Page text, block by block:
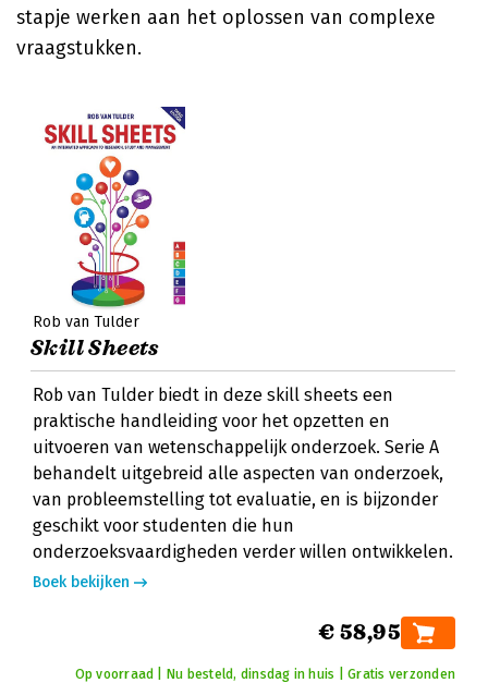
stapje werken aan het oplossen van complexe
vraagstukken.
Rob van Tulder
Skill Sheets
Rob van Tulder biedt in deze skill sheets een
praktische handleiding voor het opzetten en
uitvoeren van wetenschappelijk onderzoek. Serie A
behandelt uitgebreid alle aspecten van onderzoek,
van probleemstelling tot evaluatie, en is bijzonder
geschikt voor studenten die hun
onderzoeksvaardigheden verder willen ontwikkelen.
Boek bekijken
€ 58,95
Op voorraad | Nu besteld, dinsdag in huis | Gratis verzonden